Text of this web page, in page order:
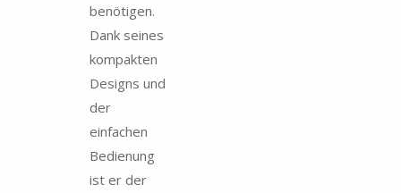
benötigen.
Dank seines
kompakten
Designs und
der
einfachen
Bedienung
ist er der